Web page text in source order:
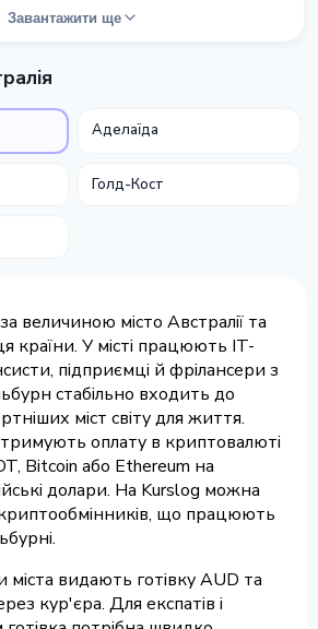
Завантажити ще
Аделаїда
Голд-Кост
величиною місто Австралії та
країни. У місті працюють IT-
підприємці й фрілансери з
стабільно входить до
міст світу для життя.
оплату в криптовалюті
Bitcoin або Ethereum на
долари. На Kurslog можна
що працюють
видають готівку AUD та
кур'єра. Для експатів і